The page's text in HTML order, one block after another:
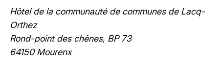
Hôtel de la communauté de communes de Lacq-
Orthez
Rond-point des chênes, BP 73
64150 Mourenx